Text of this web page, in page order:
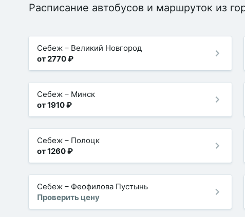
Расписание автобусов и маршруток из
Себеж – Великий Новгород
от 2770 ₽
Себеж – Минск
от 1910 ₽
Себеж – Полоцк
от 1260 ₽
Себеж – Феофилова Пустынь
Проверить цену